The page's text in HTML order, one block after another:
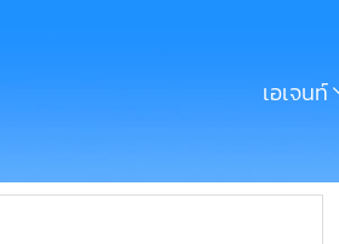
เอเจนท์